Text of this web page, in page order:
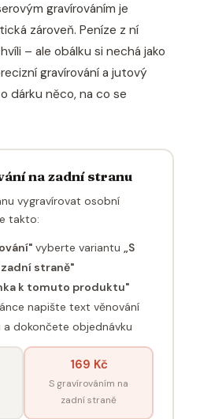
gravírováním je
zároveň. Peníze z ní
– ale obálku si nechá jako
gravírování a jutový
dárku něco, na co se
na zadní stranu
vygravírovat osobní
takto:
vyberte variantu „S
straně"
k tomuto produktu"
napište text věnování
a dokončete objednávku
169 Kč
S gravírováním na
zadní straně